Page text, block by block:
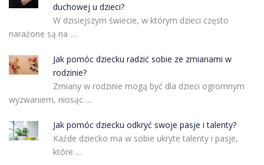
duchowej u dzieci?
W dzisiejszym świecie, w którym dzieci często
narażone są na …
Jak pomóc dziecku radzić sobie ze zmianami w
rodzinie?
Zmiany w rodzinie mogą być dla dzieci ogromnym
wyzwaniem, niosąc …
Jak pomóc dziecku odkryć swoje pasje i talenty?
Każde dziecko ma w sobie ukryte talenty i pasje,
które …